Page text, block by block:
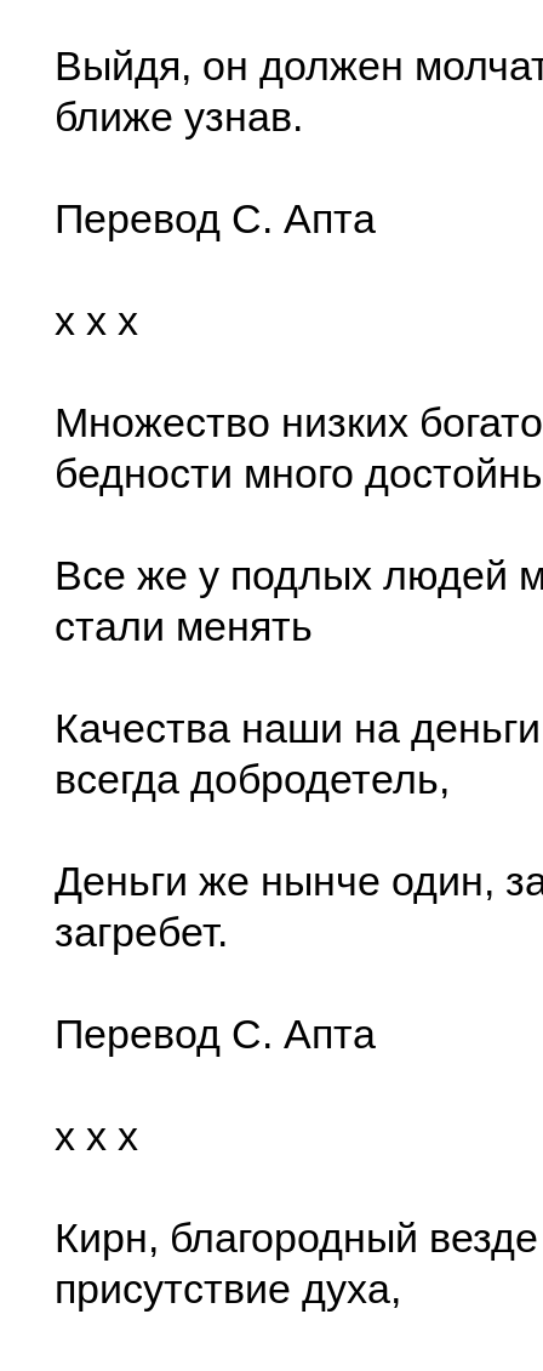
Выйдя, он должен
ближе узнав.
Перевод С. Апта
x x x
Множество низких
бедности много
Все же у подлых людей
стали менять
Качества наши на
всегда добродетель,
Деньги же нынче один,
загребет.
Перевод С. Апта
x x x
Кирн, благородный
присутствие духа,